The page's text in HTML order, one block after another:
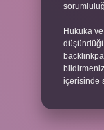
Hukuka
içerisinde